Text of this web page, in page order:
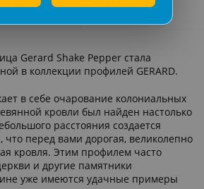
Gerard Shake Pepper стала
в коллекции профилей GERARD.
в себе очарование колониальных
кровли был найден настолько
расстояния создается
что перед вами дорогая, великолепно
кровля. Этим профилем часто
и другие памятники
уже имеются удачные примеры